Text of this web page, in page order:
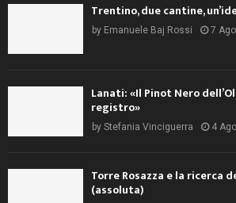
Trentino, due cantine,
by Emanuele Baj Rossi 7
Lanati: «Il Pinot Nero
registro»
by Stefania Vinciguerra 4
Torre Rosazza e la ricerca
(assoluta)